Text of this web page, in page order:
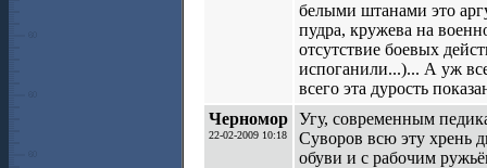
белыми штанами это
пудра, кружева на
отсутствие боевых
испоганили...)... А уж
всего эта дурость
Черномор
22-02-2009 10:18
Угу, современным
Суворов всю эту хрень
обуви и с рабочим